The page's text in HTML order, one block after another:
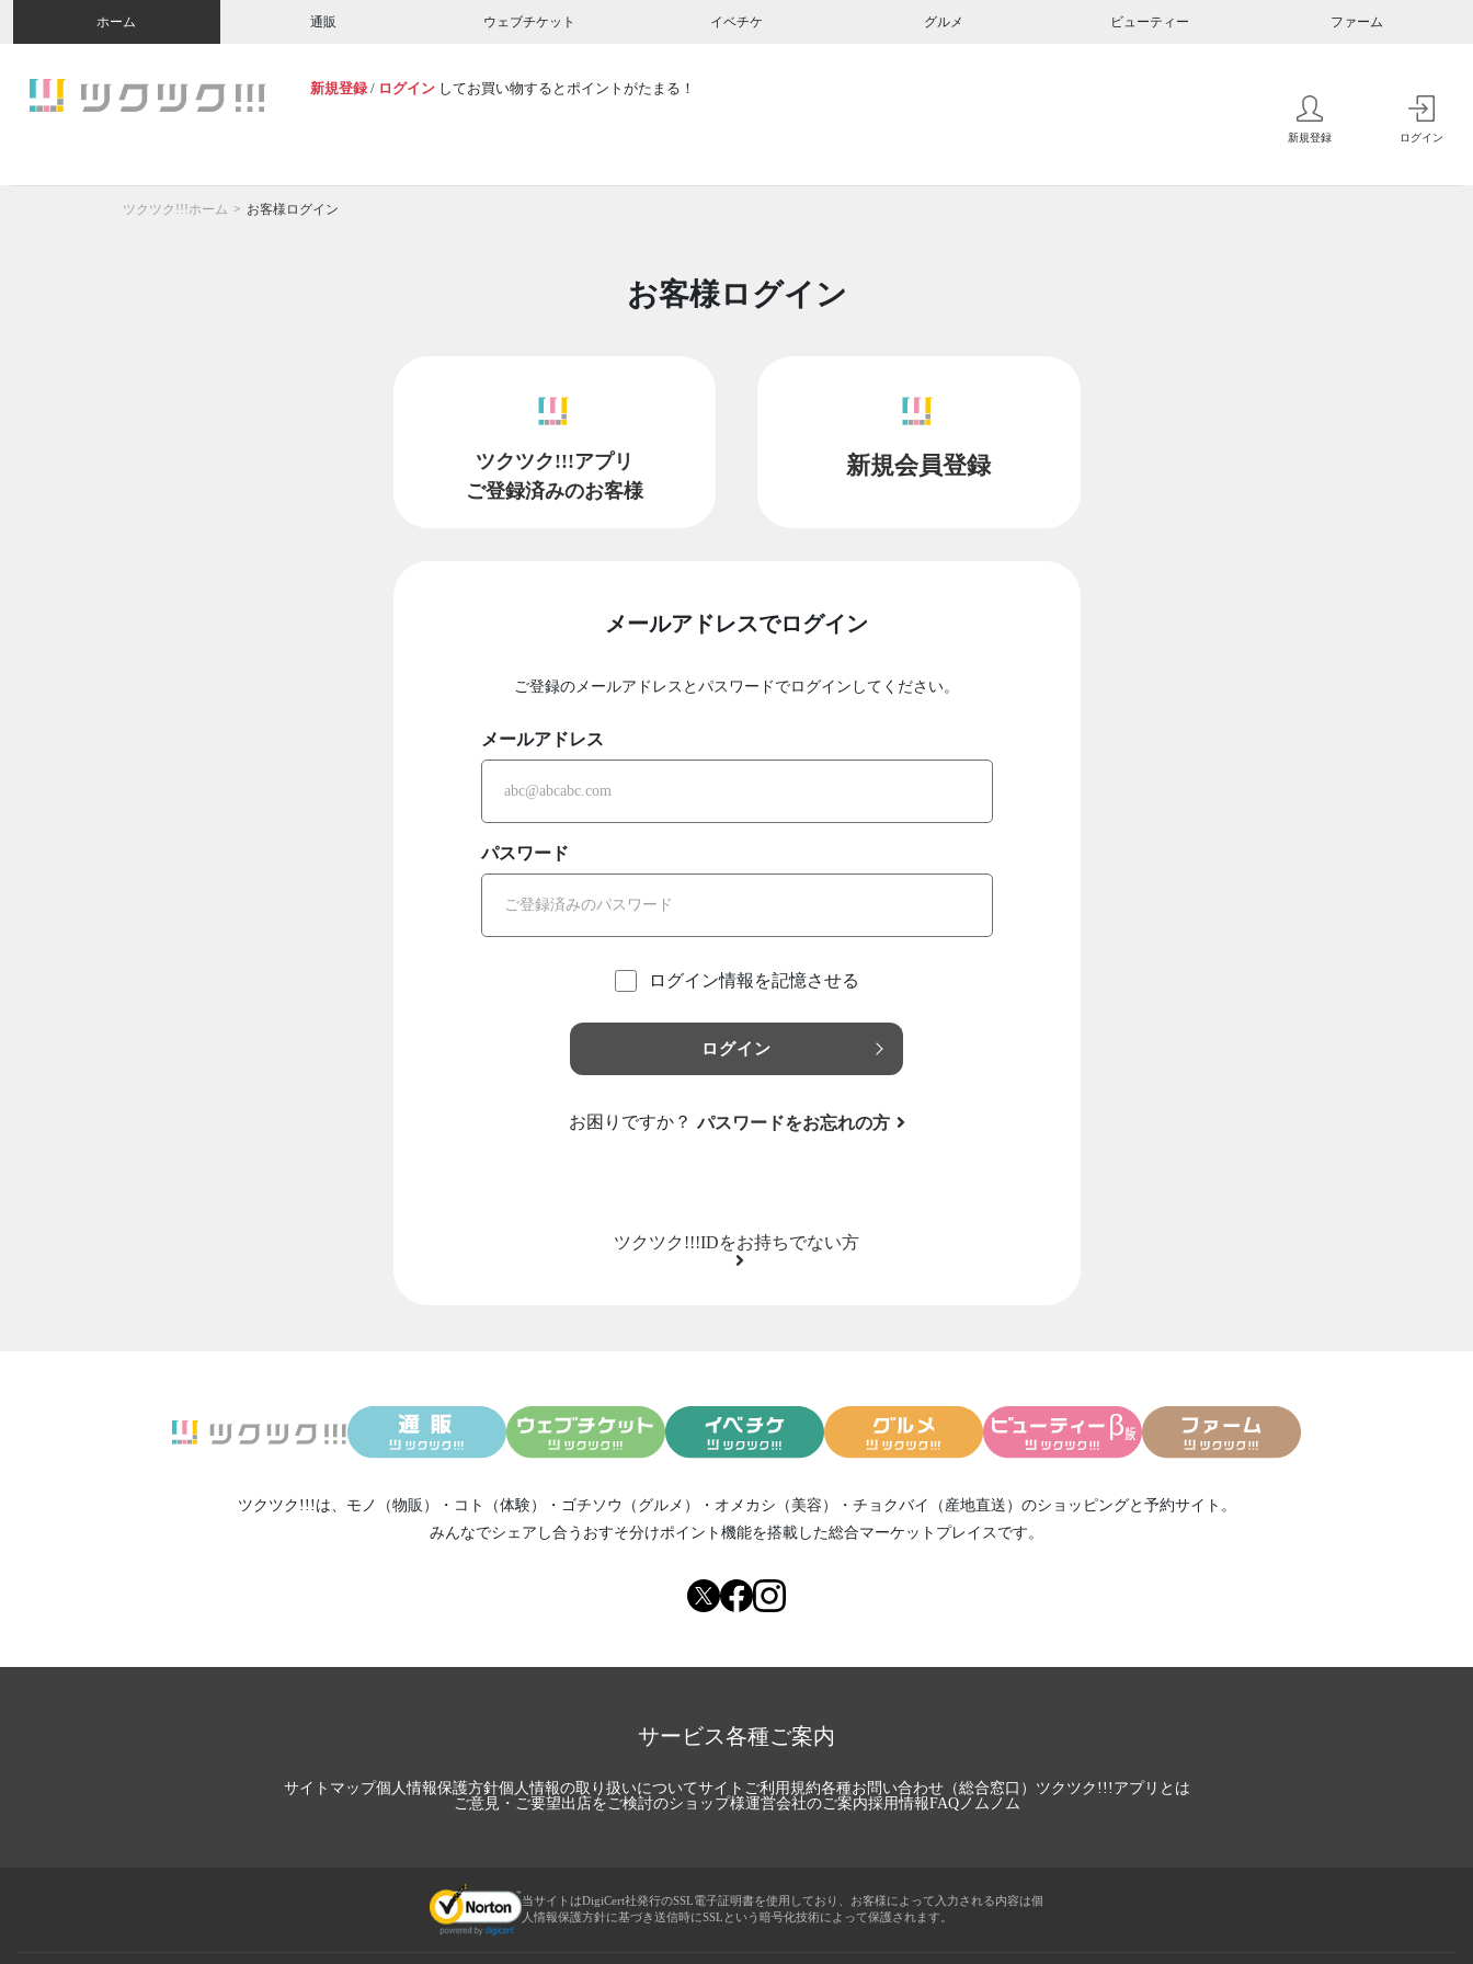
ホーム 通販 ウェブチケット イベチケ グルメ ビューティー ファーム
新規登録 / ログイン してお買い物するとポイントがたまる！
新規登録 ログイン
ツクツク!!!ホーム お客様ログイン
お客様ログイン
ツクツク!!!アプリ
ご登録済みのお客様
新規会員登録
メールアドレスでログイン
ご登録のメールアドレスとパスワードでログインしてください。
メールアドレス
パスワード
ログイン情報を記憶させる
ログイン
お困りですか？ パスワードをお忘れの方
ツクツク!!!IDをお持ちでない方
ツクツク!!!は、 モノ（物販） ・ コト（体験） ・ ゴチソウ（グルメ） ・ オメカシ（美容） ・ チョクバイ（産地直送） のショッピングと予約サイト。
みんなでシェアし合う おすそ分けポイント機能を搭載した総合マーケットプレイスです。
サービス各種ご案内
サイトマップ個人情報保護方針個人情報の取り扱いについてサイトご利用規約各種お問い合わせ（総合窓口） ツクツク!!!アプリとは
ご意見・ご要望出店をご検討のショップ様運営会社のご案内採用情報FAQノムノム
当サイトはDigiCert社発行のSSL電子証明書を使用しており、お客様によって入力される内容は個
人情報保護方針に基づき送信時にSSLという暗号化技術によって保護されます。